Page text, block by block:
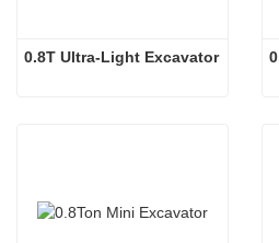
0.8T Ultra-Light Excavator